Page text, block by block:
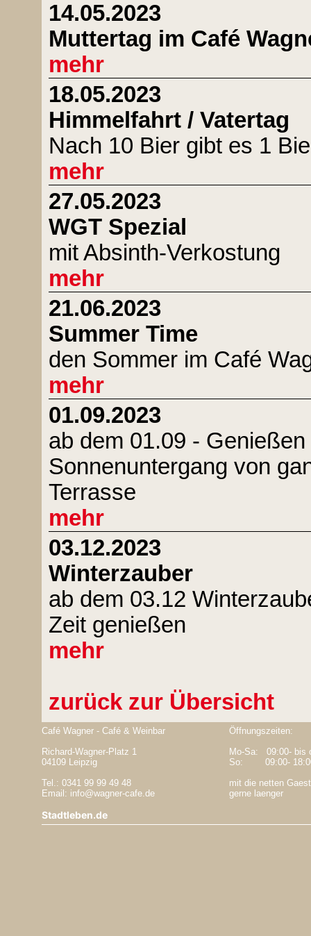
14.05.2023
Muttertag im Café
mehr
18.05.2023
Himmelfahrt / Vatertag
Nach 10 Bier gibt es 1
mehr
27.05.2023
WGT Spezial
mit Absinth-Verkostung
mehr
21.06.2023
Summer Time
den Sommer im Café
mehr
01.09.2023
ab dem 01.09 -
Sonnenuntergang von
Terrasse
mehr
03.12.2023
Winterzauber
ab dem 03.12
Zeit genießen
mehr
zurück zur Übersicht
Café Wagner - Café & Weinbar
Richard-Wagner-Platz 1
04109 Leipzig
Tel.: 0341 99 99 49 48
Email: info@wagner-cafe.de
Stadtleben.de
Öffnungszeiten:
Mo-Sa: 09:00- bis
So: 09:00-
mit die netten
gerne laenger